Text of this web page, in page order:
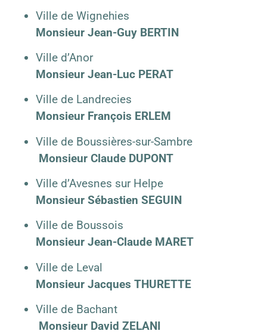
Ville de Wignehies
Monsieur Jean-Guy BERTIN
Ville d’Anor
Monsieur Jean-Luc PERAT
Ville de Landrecies
Monsieur François ERLEM
Ville de Boussières-sur-Sambre
Monsieur Claude DUPONT
Ville d’Avesnes sur Helpe
Monsieur Sébastien SEGUIN
Ville de Boussois
Monsieur Jean-Claude MARET
Ville de Leval
Monsieur Jacques THURETTE
Ville de Bachant
Monsieur David ZELANI